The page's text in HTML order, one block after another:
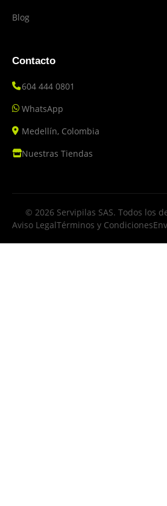
Blog
Contacto
604 444 0801
WhatsApp
Medellín, Colombia
Nuestras Tiendas
© 2026 Servipilas SAS. Todos los
Aviso LegalTérminos y Condiciones